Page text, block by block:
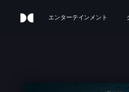
エンターテインメント